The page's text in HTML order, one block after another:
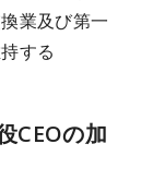
業及び第一
する
CEOの加